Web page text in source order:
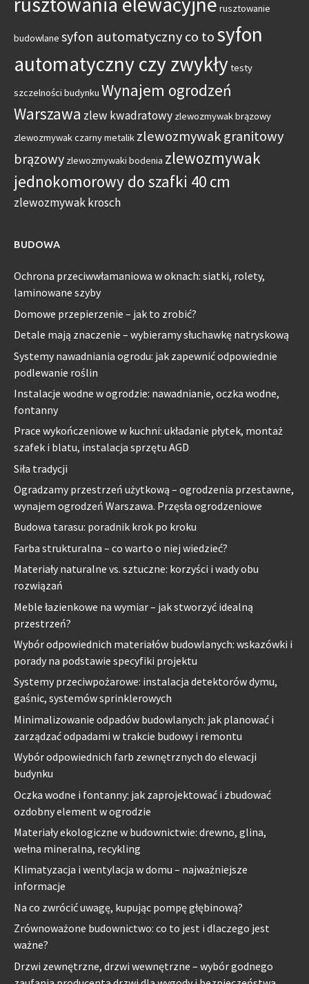
rusztowanie
budowlane syfon automatyczny co tosyfon
automatyczny czy zwykłytesty
szczelności budynku Wynajem ogrodzeń
Warszawa zlew kwadratowy zlewozmywak brązowy
zlewozmywak czarny metalik zlewozmywak granitowy
brązowy zlewozmywaki bodenia zlewozmywak
jednokomorowy do szafki 40 cm
zlewozmywak krosch
BUDOWA
Ochrona przeciwwłamaniowa w oknach: siatki, rolety,
laminowane szyby
Domowe przepierzenie – jak to zrobić?
Detale mają znaczenie – wybieramy słuchawkę natryskową
Systemy nawadniania ogrodu: jak zapewnić odpowiednie
podlewanie roślin
Instalacje wodne w ogrodzie: nawadnianie, oczka wodne,
fontanny
Prace wykończeniowe w kuchni: układanie płytek, montaż
szafek i blatu, instalacja sprzętu AGD
Siła tradycji
Ogradzamy przestrzeń użytkową – ogrodzenia przestawne,
wynajem ogrodzeń Warszawa. Przęsła ogrodzeniowe
Budowa tarasu: poradnik krok po kroku
Farba strukturalna – co warto o niej wiedzieć?
Materiały naturalne vs. sztuczne: korzyści i wady obu
rozwiązań
Meble łazienkowe na wymiar – jak stworzyć idealną
przestrzeń?
Wybór odpowiednich materiałów budowlanych: wskazówki i
porady na podstawie specyfiki projektu
Systemy przeciwpożarowe: instalacja detektorów dymu,
gaśnic, systemów sprinklerowych
Minimalizowanie odpadów budowlanych: jak planować i
zarządzać odpadami w trakcie budowy i remontu
Wybór odpowiednich farb zewnętrznych do elewacji
budynku
Oczka wodne i fontanny: jak zaprojektować i zbudować
ozdobny element w ogrodzie
Materiały ekologiczne w budownictwie: drewno, glina,
wełna mineralna, recykling
Klimatyzacja i wentylacja w domu – najważniejsze
informacje
Na co zwrócić uwagę, kupując pompę głębinową?
Zrównoważone budownictwo: co to jest i dlaczego jest
ważne?
Drzwi zewnętrzne, drzwi wewnętrzne – wybór godnego